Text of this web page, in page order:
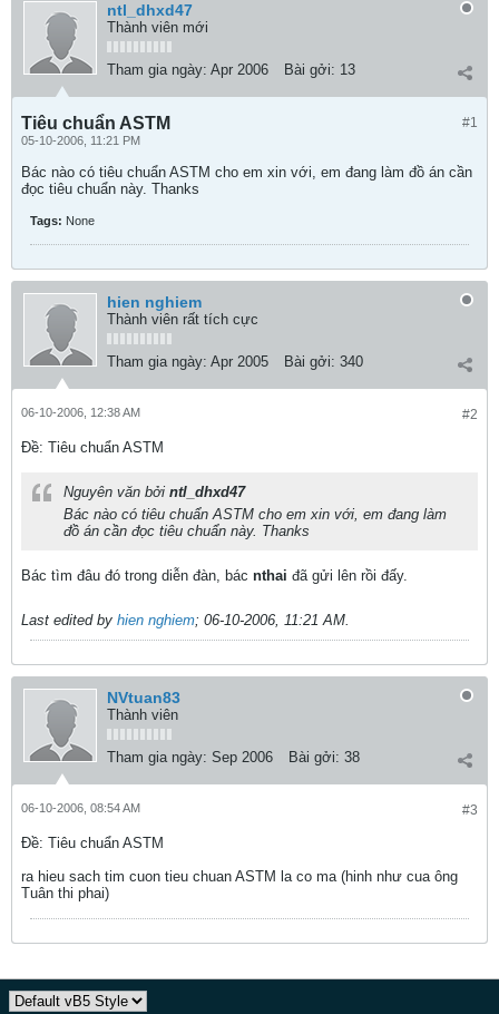
ntl_dhxd47
Thành viên mới
Tham gia ngày: Apr 2006 Bài gởi: 13
#1
Tiêu chuẩn ASTM
05-10-2006, 11:21 PM
Bác nào có tiêu chuẩn ASTM cho em xin với, em đang làm đồ án cần
đọc tiêu chuẩn này. Thanks
Tags: None
hien nghiem
Thành viên rất tích cực
Tham gia ngày: Apr 2005 Bài gởi: 340
#2
06-10-2006, 12:38 AM
Ðề: Tiêu chuẩn ASTM
Nguyên văn bởi ntl_dhxd47
Bác nào có tiêu chuẩn ASTM cho em xin với, em đang làm
đồ án cần đọc tiêu chuẩn này. Thanks
Bác tìm đâu đó trong diễn đàn, bác nthai đã gửi lên rồi đấy.
Last edited by hien nghiem; 06-10-2006, 11:21 AM.
NVtuan83
Thành viên
Tham gia ngày: Sep 2006 Bài gởi: 38
#3
06-10-2006, 08:54 AM
Ðề: Tiêu chuẩn ASTM
ra hieu sach tim cuon tieu chuan ASTM la co ma (hinh như cua ông
Tuân thi phai)